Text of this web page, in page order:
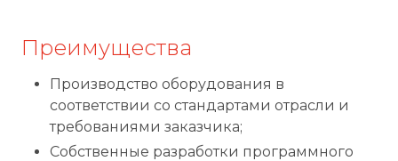
Преимущества
Производство оборудования в
соответствии со стандартами отрасли и
требованиями заказчика;
Собственные разработки программного